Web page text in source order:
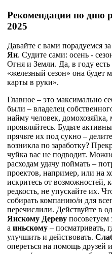
Рекомендации по дню
2025
Давайте с вами порадуемся за
Ян. Судите сами: осень -
Огня и Земли. Да, в году
«железный сезон» она будет
карты в руки».
Главное – это максимально
были – владелец
найму человек, домохозяйка,
проявляйтесь. Будьте
прячьте их под сукно –
возникла по заработку?
чуйка вас не подводит.
расходам удачу поймать –
проектов, например, или на
искритесь от возможностей,
редкость, не упускайте их.
собирать компанию/и для
перечислили. Действуйте в
Янскому Дереву посоветуем
а иньскому – посматривать,
улучшить и действовать.
опереться на помощь друзей